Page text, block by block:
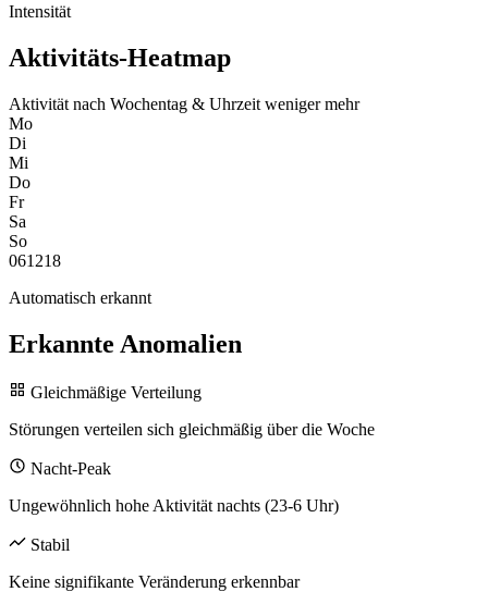
Intensität
Aktivitäts-Heatmap
Aktivität nach Wochentag & Uhrzeit wenigermehr
Mo
Di
Mi
Do
Fr
Sa
So
061218
Automatisch erkannt
Erkannte Anomalien
Gleichmäßige Verteilung
Störungen verteilen sich gleichmäßig über die Woche
Nacht-Peak
Ungewöhnlich hohe Aktivität nachts (23-6 Uhr)
Stabil
Keine signifikante Veränderung erkennbar